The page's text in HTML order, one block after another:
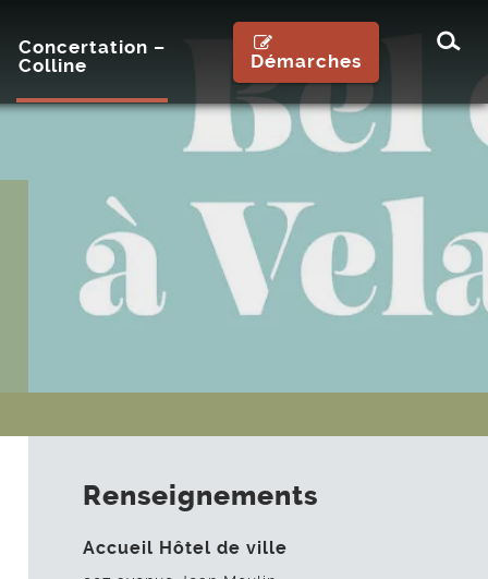
Concertation –
Colline
Démarches
Renseignements
Accueil Hôtel de ville